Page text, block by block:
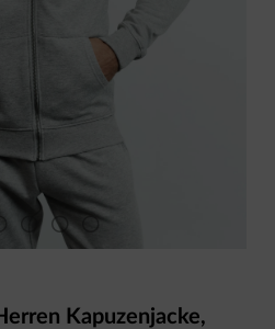
Kapuzenjacke,